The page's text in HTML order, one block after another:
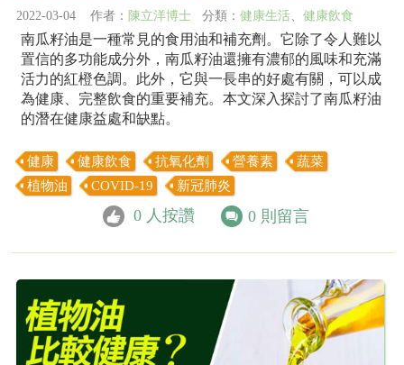
2022-03-04 作者： 陳立洋博士 分類： 健康生活、 健康飲食
南瓜籽油是一種常見的食用油和補充劑。它除了令人難以
置信的多功能成分外，南瓜籽油還擁有濃郁的風味和充滿
活力的紅橙色調。此外，它與一長串的好處有關，可以成
為健康、完整飲食的重要補充。本文深入探討了南瓜籽油
的潛在健康益處和缺點。
健康 健康飲食 抗氧化劑 營養素
蔬菜
植物油
COVID-19 新冠肺炎
0 人按讚 0 則留言